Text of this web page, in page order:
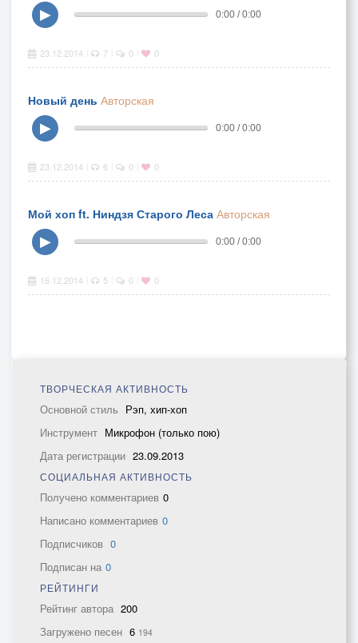
▶
0:00 / 0:00
23.12.2014 7 0 0
Новый день Авторская
▶
0:00 / 0:00
23.12.2014 6 0 0
Мой хоп ft. Ниндзя Старого Леса Авторская
▶
0:00 / 0:00
16.12.2014 5 0 0
ТВОРЧЕСКАЯ АКТИВНОСТЬ
Основной стиль Рэп, хип-хоп
Инструмент Микрофон (только пою)
Дата регистрации 23.09.2013
СОЦИАЛЬНАЯ АКТИВНОСТЬ
Получено комментариев 0
Написано комментариев 0
Подписчиков 0
Подписан на 0
РЕЙТИНГИ
Рейтинг автора 200
Загружено песен 6 194